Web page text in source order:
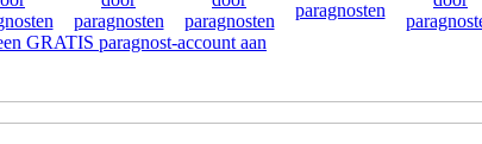
GRATIS paragnost-account aan